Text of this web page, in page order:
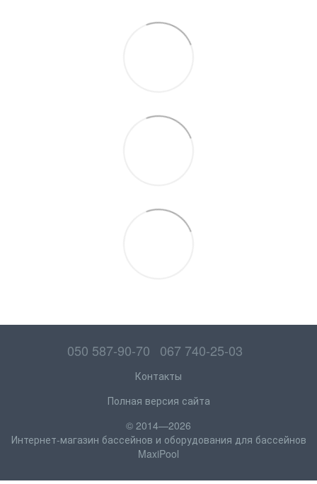
050 587-90-70 067 740-25-03
Контакты
Полная версия сайта
© 2014—2026
Интернет-магазин бассейнов и оборудования для бассейнов
MaxiPool